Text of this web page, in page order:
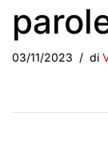
03/11/2023 di